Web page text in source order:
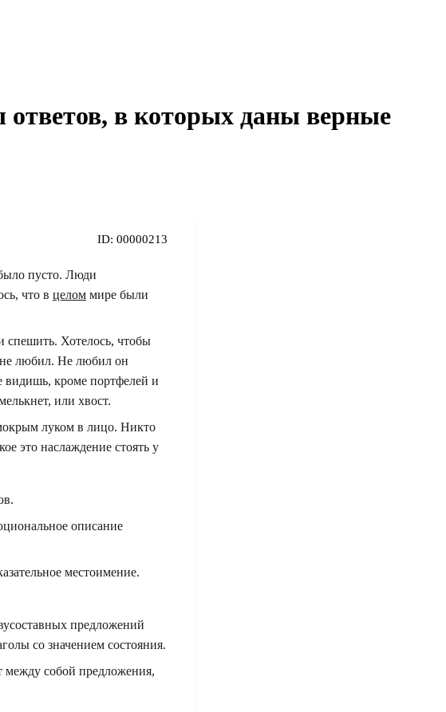
в которых даны верные
ID: 00000213
пусто. Люди
что в целом мире были
спешить. Хотелось, чтобы
не любил. Не любил он
видишь, кроме портфелей и
или хвост.
луком в лицо. Никто
это наслаждение стоять у
описание
местоимение.
предложений
со значением состояния.
между собой предложения,